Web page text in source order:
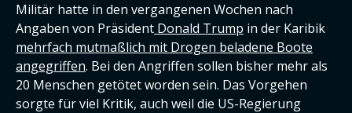
Militär hatte in den vergangenen Wochen nach
Angaben von Präsident Donald Trump in der Karibik
mehrfach mutmaßlich mit Drogen beladene Boote
angegriffen. Bei den Angriffen sollen bisher mehr als
20 Menschen getötet worden sein. Das Vorgehen
sorgte für viel Kritik, auch weil die US-Regierung